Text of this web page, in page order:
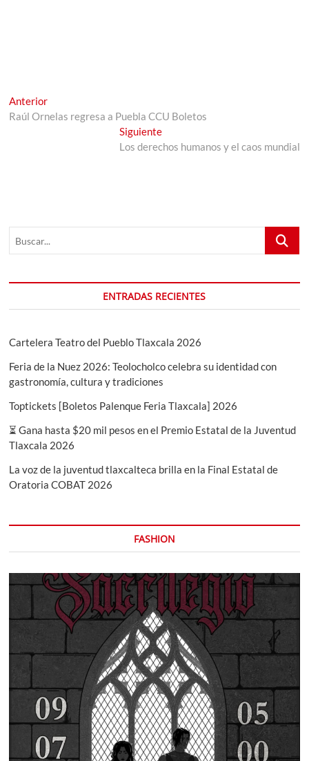
Navegación
de
AnteriorEntrada
anterior:
Raúl Ornelas regresa a Puebla CCU Boletos
SiguienteEntrada
siguiente:
Los derechos humanos y el caos mundial
Buscar...
ENTRADAS RECIENTES
Cartelera Teatro del Pueblo Tlaxcala 2026
Feria de la Nuez 2026: Teolocholco celebra su identidad con
gastronomía, cultura y tradiciones
Toptickets [Boletos Palenque Feria Tlaxcala] 2026
⏳ Gana hasta $20 mil pesos en el Premio Estatal de la Juventud
Tlaxcala 2026
La voz de la juventud tlaxcalteca brilla en la Final Estatal de
Oratoria COBAT 2026
FASHION